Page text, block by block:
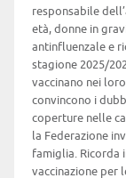
responsabile
età, donne in
antinfluenzale e
stagione 2025/
vaccinano nei
convincono i
coperture nelle
la Federazione
famiglia. Ricorda
vaccinazione per